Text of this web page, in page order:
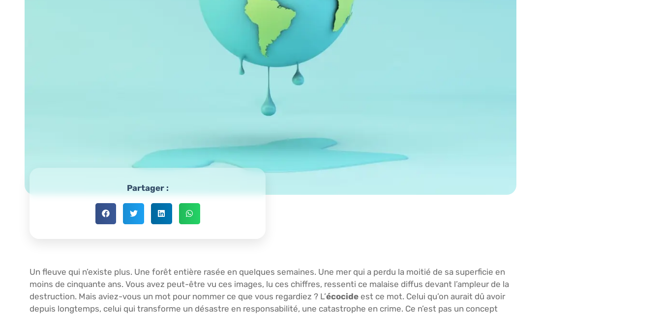
Partager :
Un fleuve qui n’existe plus. Une forêt entière rasée en quelques semaines. Une mer qui a perdu la moitié de sa superficie en
moins de cinquante ans. Vous avez peut-être vu ces images, lu ces chiffres, ressenti ce malaise diffus devant l’ampleur de la
destruction. Mais aviez-vous un mot pour nommer ce que vous regardiez ? L’écocide est ce mot. Celui qu’on aurait dû avoir
depuis longtemps, celui qui transforme un désastre en responsabilité, une catastrophe en crime. Ce n’est pas un concept